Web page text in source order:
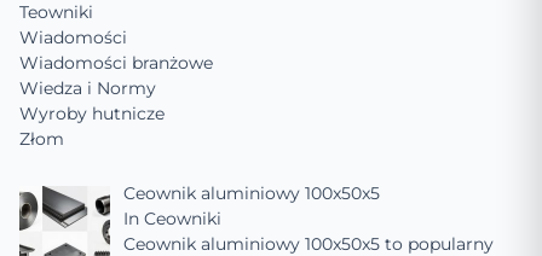
Teowniki
Wiadomości
Wiadomości branżowe
Wiedza i Normy
Wyroby hutnicze
Złom
Ceownik aluminiowy 100x50x5
In Ceowniki
Ceownik aluminiowy 100x50x5 to popularny